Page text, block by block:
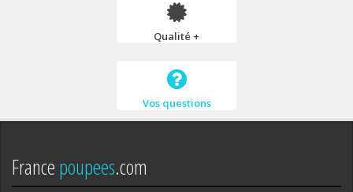
Qualité +
Vos questions
Francepoupees.com